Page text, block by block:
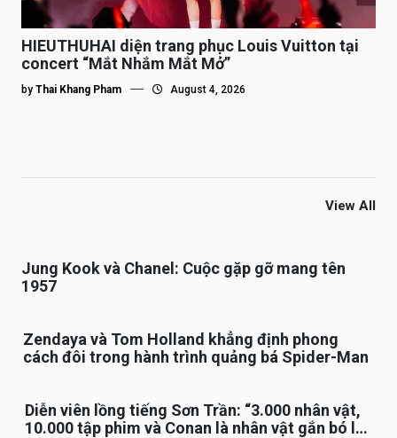
HIEUTHUHAI diện trang phục Louis Vuitton tại
concert “Mắt Nhắm Mắt Mở”
by Thai Khang Pham August 4, 2026
View All
Jung Kook và Chanel: Cuộc gặp gỡ mang tên
1957
Zendaya và Tom Holland khẳng định phong
cách đôi trong hành trình quảng bá Spider-Man
Diễn viên lồng tiếng Sơn Trần: “3.000 nhân vật,
10.000 tập phim và Conan là nhân vật gắn bó lâu